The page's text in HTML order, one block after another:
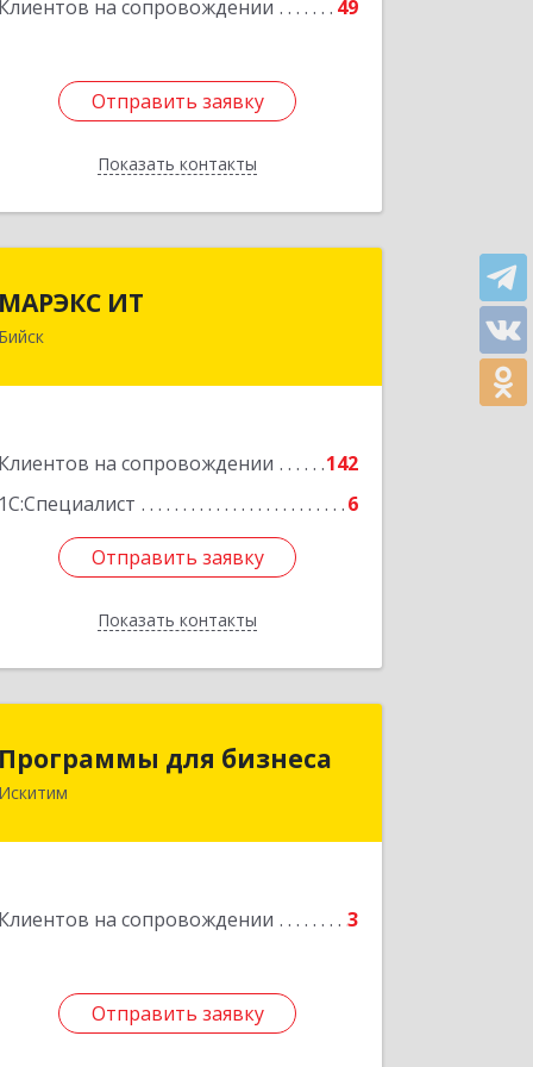
Клиентов на сопровождении 49
Отправить заявку
Показать контакты
Отправить заявку
Назад
МАРЭКС ИТ
Бийск
Клиентов на сопровождении
142
1С:Специалист
6
Отправить заявку
Показать контакты
Алтайский край, Бийск г, Разина, дом
Отправить заявку
Назад
Программы для бизнеса
Искитим
Клиентов на сопровождении 3
Отправить заявку
Программы для бизнеса
Отправить заявку